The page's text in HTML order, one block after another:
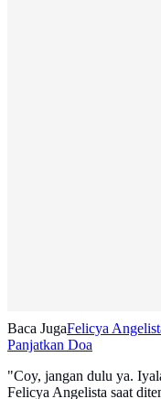
Baca JugaFelicya
Panjatkan Doa
"Coy, jangan dulu ya.
Felicya Angelista saat